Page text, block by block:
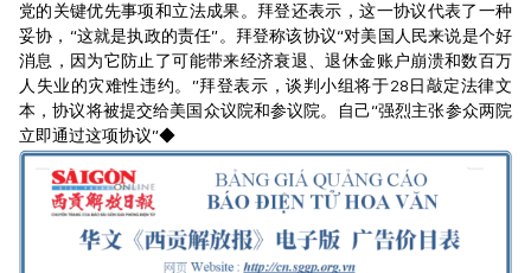
党的关键优先事项和立法成果。拜登还表示，这一协议代表了一种
妥协，“这就是执政的责任”。拜登称该协议“对美国人民来说是个好
消息，因为它防止了可能带来经济衰退、退休金账户崩溃和数百万
人失业的灾难性违约。”拜登表示，谈判小组将于28日敲定法律文
本，协议将被提交给美国众议院和参议院。自己“强烈主张参众两院
立即通过这项协议”◆